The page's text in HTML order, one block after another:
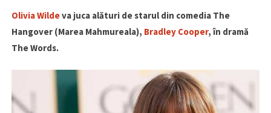
Olivia Wildeva juca alături de starul din comedia The
Hangover (Marea Mahmureala), Bradley Cooper, în dramă
The Words.